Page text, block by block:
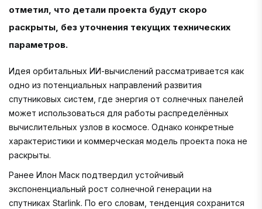
отметил, что детали проекта будут скоро
раскрыты, без уточнения текущих технических
параметров.
Идея орбитальных ИИ-вычислений рассматривается как
одно из потенциальных направлений развития
спутниковых систем, где энергия от солнечных панелей
может использоваться для работы распределённых
вычислительных узлов в космосе. Однако конкретные
характеристики и коммерческая модель проекта пока не
раскрыты.
Ранее Илон Маск подтвердил устойчивый
экспоненциальный рост солнечной генерации на
спутниках Starlink. По его словам, тенденция сохранится